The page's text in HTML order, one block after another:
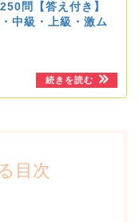
問【答え付き】
中級・上級・激ム
目次